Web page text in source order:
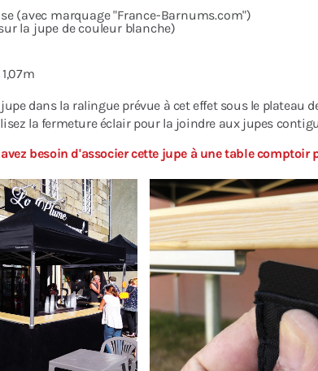
(avec marquage "France-Barnums.com")
la jupe de couleur blanche)
dans la ralingue prévue à cet effet sous le plateau
la fermeture éclair pour la joindre aux jupes
besoin d'associer cette jupe à une table comptoir